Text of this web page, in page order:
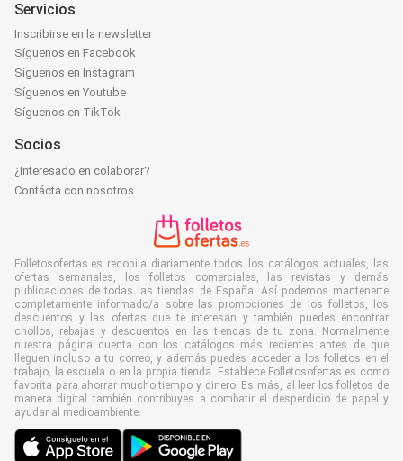
Servicios
Inscribirse en la newsletter
Síguenos en Facebook
Síguenos en Instagram
Síguenos en Youtube
Síguenos en TikTok
Socios
¿Interesado en colaborar?
Contácta con nosotros
Folletosofertas.es recopila diariamente todos los catálogos actuales, las
ofertas semanales, los folletos comerciales, las revistas y demás
publicaciones de todas las tiendas de España. Así podemos mantenerte
completamente informado/a sobre las promociones de los folletos, los
descuentos y las ofertas que te interesan y también puedes encontrar
chollos, rebajas y descuentos en las tiendas de tu zona. Normalmente
nuestra página cuenta con los catálogos más recientes antes de que
lleguen incluso a tu correo, y además puedes acceder a los folletos en el
trabajo, la escuela o en la propia tienda. Establece Folletosofertas.es como
favorita para ahorrar mucho tiempo y dinero. Es más, al leer los folletos de
manera digital también contribuyes a combatir el desperdicio de papel y
ayudar al medioambiente.